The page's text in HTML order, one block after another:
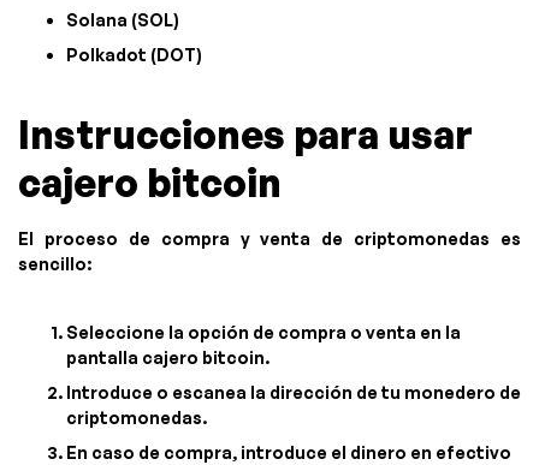
Solana (SOL)
Polkadot (DOT)
Instrucciones para usar
cajero bitcoin
El proceso de compra y venta de criptomonedas es
sencillo:
Seleccione la opción de compra o venta en la
pantalla cajero bitcoin.
Introduce o escanea la dirección de tu monedero de
criptomonedas.
En caso de compra, introduce el dinero en efectivo